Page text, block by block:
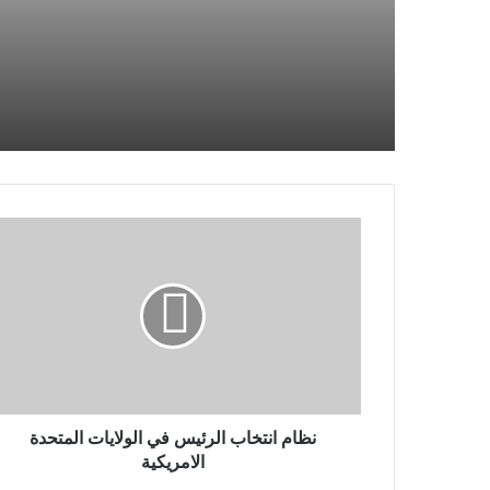
نظام انتخاب الرئيس في الولايات المتحدة
الامريكية